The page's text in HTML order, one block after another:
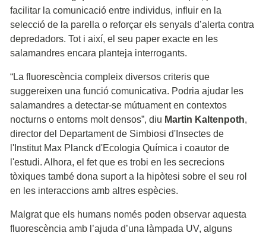
facilitar la comunicació entre individus, influir en la
selecció de la parella o reforçar els senyals d’alerta contra
depredadors. Tot i així, el seu paper exacte en les
salamandres encara planteja interrogants.
“La fluorescència compleix diversos criteris que
suggereixen una funció comunicativa. Podria ajudar les
salamandres a detectar-se mútuament en contextos
nocturns o entorns molt densos”, diu Martin Kaltenpoth,
director del Departament de Simbiosi d'Insectes de
l'Institut Max Planck d'Ecologia Química i coautor de
l'estudi. Alhora, el fet que es trobi en les secrecions
tòxiques també dona suport a la hipòtesi sobre el seu rol
en les interaccions amb altres espècies.
Malgrat que els humans només poden observar aquesta
fluorescència amb l’ajuda d’una làmpada UV, alguns